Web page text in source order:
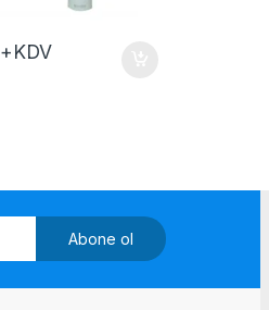
+KDV
Abone ol